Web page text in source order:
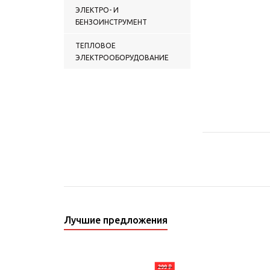
ЭЛЕКТРО- И
БЕНЗОИНСТРУМЕНТ
ТЕПЛОВОЕ
ЭЛЕКТРООБОРУДОВАНИЕ
Лучшие предложения